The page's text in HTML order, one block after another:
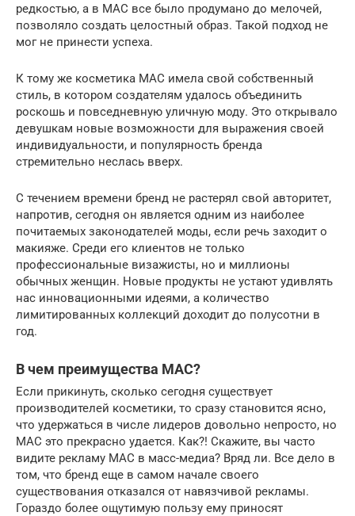
редкостью, а в MAC все было продумано до мелочей,
позволяло создать целостный образ. Такой подход не
мог не принести успеха.
К тому же косметика MAC имела свой собственный
стиль, в котором создателям удалось объединить
роскошь и повседневную уличную моду. Это открывало
девушкам новые возможности для выражения своей
индивидуальности, и популярность бренда
стремительно неслась вверх.
С течением времени бренд не растерял свой авторитет,
напротив, сегодня он является одним из наиболее
почитаемых законодателей моды, если речь заходит о
макияже. Среди его клиентов не только
профессиональные визажисты, но и миллионы
обычных женщин. Новые продукты не устают удивлять
нас инновационными идеями, а количество
лимитированных коллекций доходит до полусотни в
год.
В чем преимущества MAC?
Если прикинуть, сколько сегодня существует
производителей косметики, то сразу становится ясно,
что удержаться в числе лидеров довольно непросто, но
MAC это прекрасно удается. Как?! Скажите, вы часто
видите рекламу MAC в масс-медиа? Вряд ли. Все дело в
том, что бренд еще в самом начале своего
существования отказался от навязчивой рекламы.
Гораздо более ощутимую пользу ему приносят